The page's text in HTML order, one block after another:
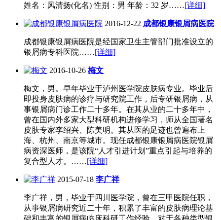
姓名：风清扬(化名) 性别：男 年龄：32 岁……[详细]
2016-12-22 成都银康银屑病医院
成都银康银屑病医院是经国家卫生主管部门批准设立的
银屑病专科医院……[详细]
2016-10-26 梅文
梅文，男。早年毕业于泸州医学院皮肤病专业。毕业后
即投身皮肤病的诊疗与研究院工作，后专研银屑病，从
事银屑病门诊工作二十多年。在其从业的二十多年中，
曾在国内外多家大型科研机构进修学习，师从全国著名
皮肤专家李绍兴、陈美明。其从医的足迹也曾遍布上
海、杭州、南京等城市。现任成都银康银屑病医院银屑
病资深医师，是该院“人才引进计划”重点引起与培养的
复合型人才。……[详细]
2015-07-18 李广祥
李广祥，男，毕业于四川医学院，曾在三甲医院任职，
从事银屑病研究近二十年，积累了丰富的皮肤病理论基
础和丰富的银屑病临床科研工作经验，对于各种类型银